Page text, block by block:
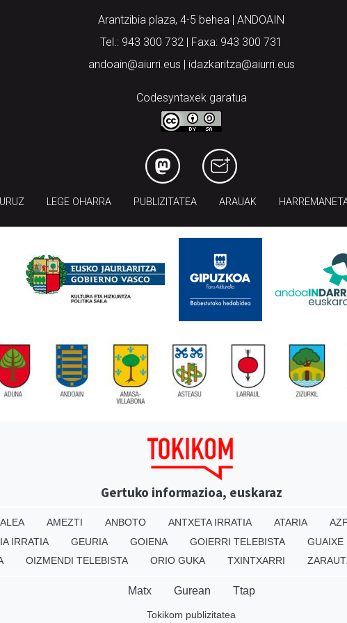
Arantzibia plaza, 4-5 behea | ANDOAIN
Tel.: 943 300 732 | Faxa: 943 300 731
andoain@aiurri.eus | idazkaritza@aiurri.eus
Codesyntaxek garatua
LEGE OHARRA PUBLIZITATEA ARAUAK
Gertuko informazioa, euskaraz
ALEA AMEZTI ANBOTO ANTXETA IRRATIA ATARIA
IRRATIA GEURIA GOIENA GOIERRI TELEBISTA GUAIXE
OIZMENDI TELEBISTA ORIO GUKA TXINTXARRI
Matx Gurean Ttap
Tokikom publizitatea